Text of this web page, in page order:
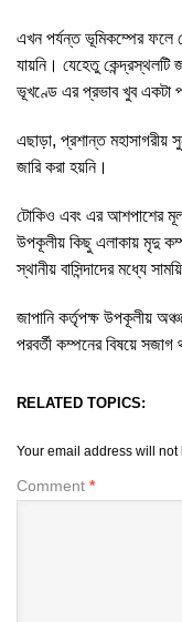
এখন পর্যন্ত ভূমিকম্পের ফলে
যায়নি। যেহেতু
ভূখণ্ডে এর প্রভাব খুব একটা
এছাড়া, প্রশান্ত মহাসাগরীয়
জারি করা হয়নি।
টোকিও এবং এর আশপাশের
উপকূলীয় কিছু এলাকায় মৃদু
স্থানীয় বাসিন্দাদের মধ্যে
জাপানি কর্তৃপক্ষ উপকূলীয়
পরবর্তী কম্পনের বিষয়ে সজাগ
RELATED TOPICS:
Your email address will not
Comment *